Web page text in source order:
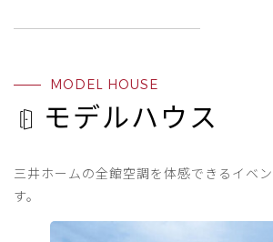
MODEL HOUSE
モデルハウス
三井ホームの全館空調を体感できるイベ
す。